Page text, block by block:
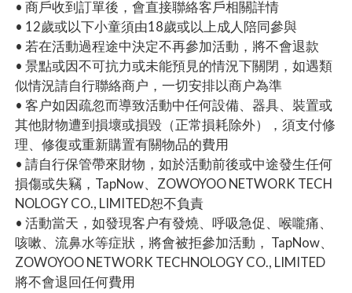
• 商戶收到訂單後，會直接聯絡客戶相關詳情
• 12歲或以下小童須由18歲或以上成人陪同參與
• 若在活動過程途中決定不再參加活動，將不會退款
• 景點或因不可抗力或未能預見的情況下關閉，如遇類
似情況請自行聯絡商户，一切安排以商户為準
• 客户如因疏忽而導致活動中任何設備、器具、裝置或
其他財物遭到損壞或損毀（正常損耗除外），須支付修
理、修復或重新購置有關物品的費用
• 請自行保管帶來財物，如於活動前後或中途發生任何
損傷或失竊，TapNow、ZOWOYOO NETWORK TECH
NOLOGY CO., LIMITED恕不負責
• 活動當天，如發現客户有發燒、呼吸急促、喉嚨痛、
咳嗽、流鼻水等症狀，將會被拒參加活動， TapNow、
ZOWOYOO NETWORK TECHNOLOGY CO., LIMITED
將不會退回任何費用